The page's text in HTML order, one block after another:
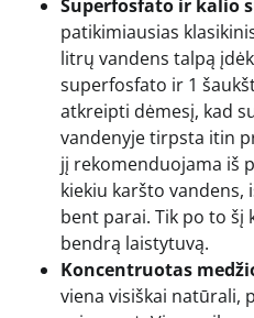
Superfosfato ir kalio
patikimiausias
litrų vandens talpą
superfosfato ir 1
atkreipti dėmesį, kad
vandenyje tirpsta itin
jį rekomenduojama iš
kiekiu karšto
bent parai. Tik po to
bendrą laistytuvą.
Koncentruotas
viena visiškai natūrali,